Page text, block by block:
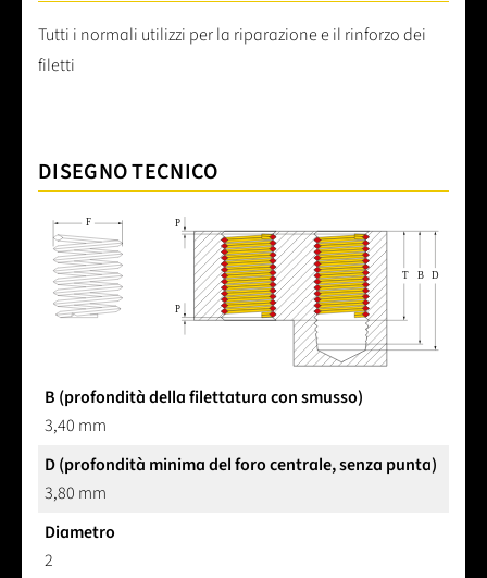
Tutti i normali utilizzi per la riparazione e il rinforzo dei
filetti
DISEGNO TECNICO
B (profondità della filettatura con smusso)
3,40 mm
D (profondità minima del foro centrale, senza punta)
3,80 mm
Diametro
2